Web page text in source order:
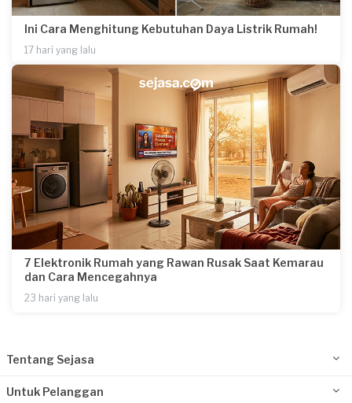
Ini Cara Menghitung Kebutuhan Daya Listrik Rumah!
17 hari yang lalu
7 Elektronik Rumah yang Rawan Rusak Saat Kemarau
dan Cara Mencegahnya
23 hari yang lalu
Tentang Sejasa
Untuk Pelanggan